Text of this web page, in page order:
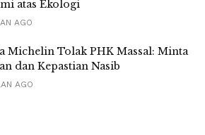
atas Ekologi
AGO
Michelin Tolak PHK Massal: Minta
dan Kepastian Nasib
AGO